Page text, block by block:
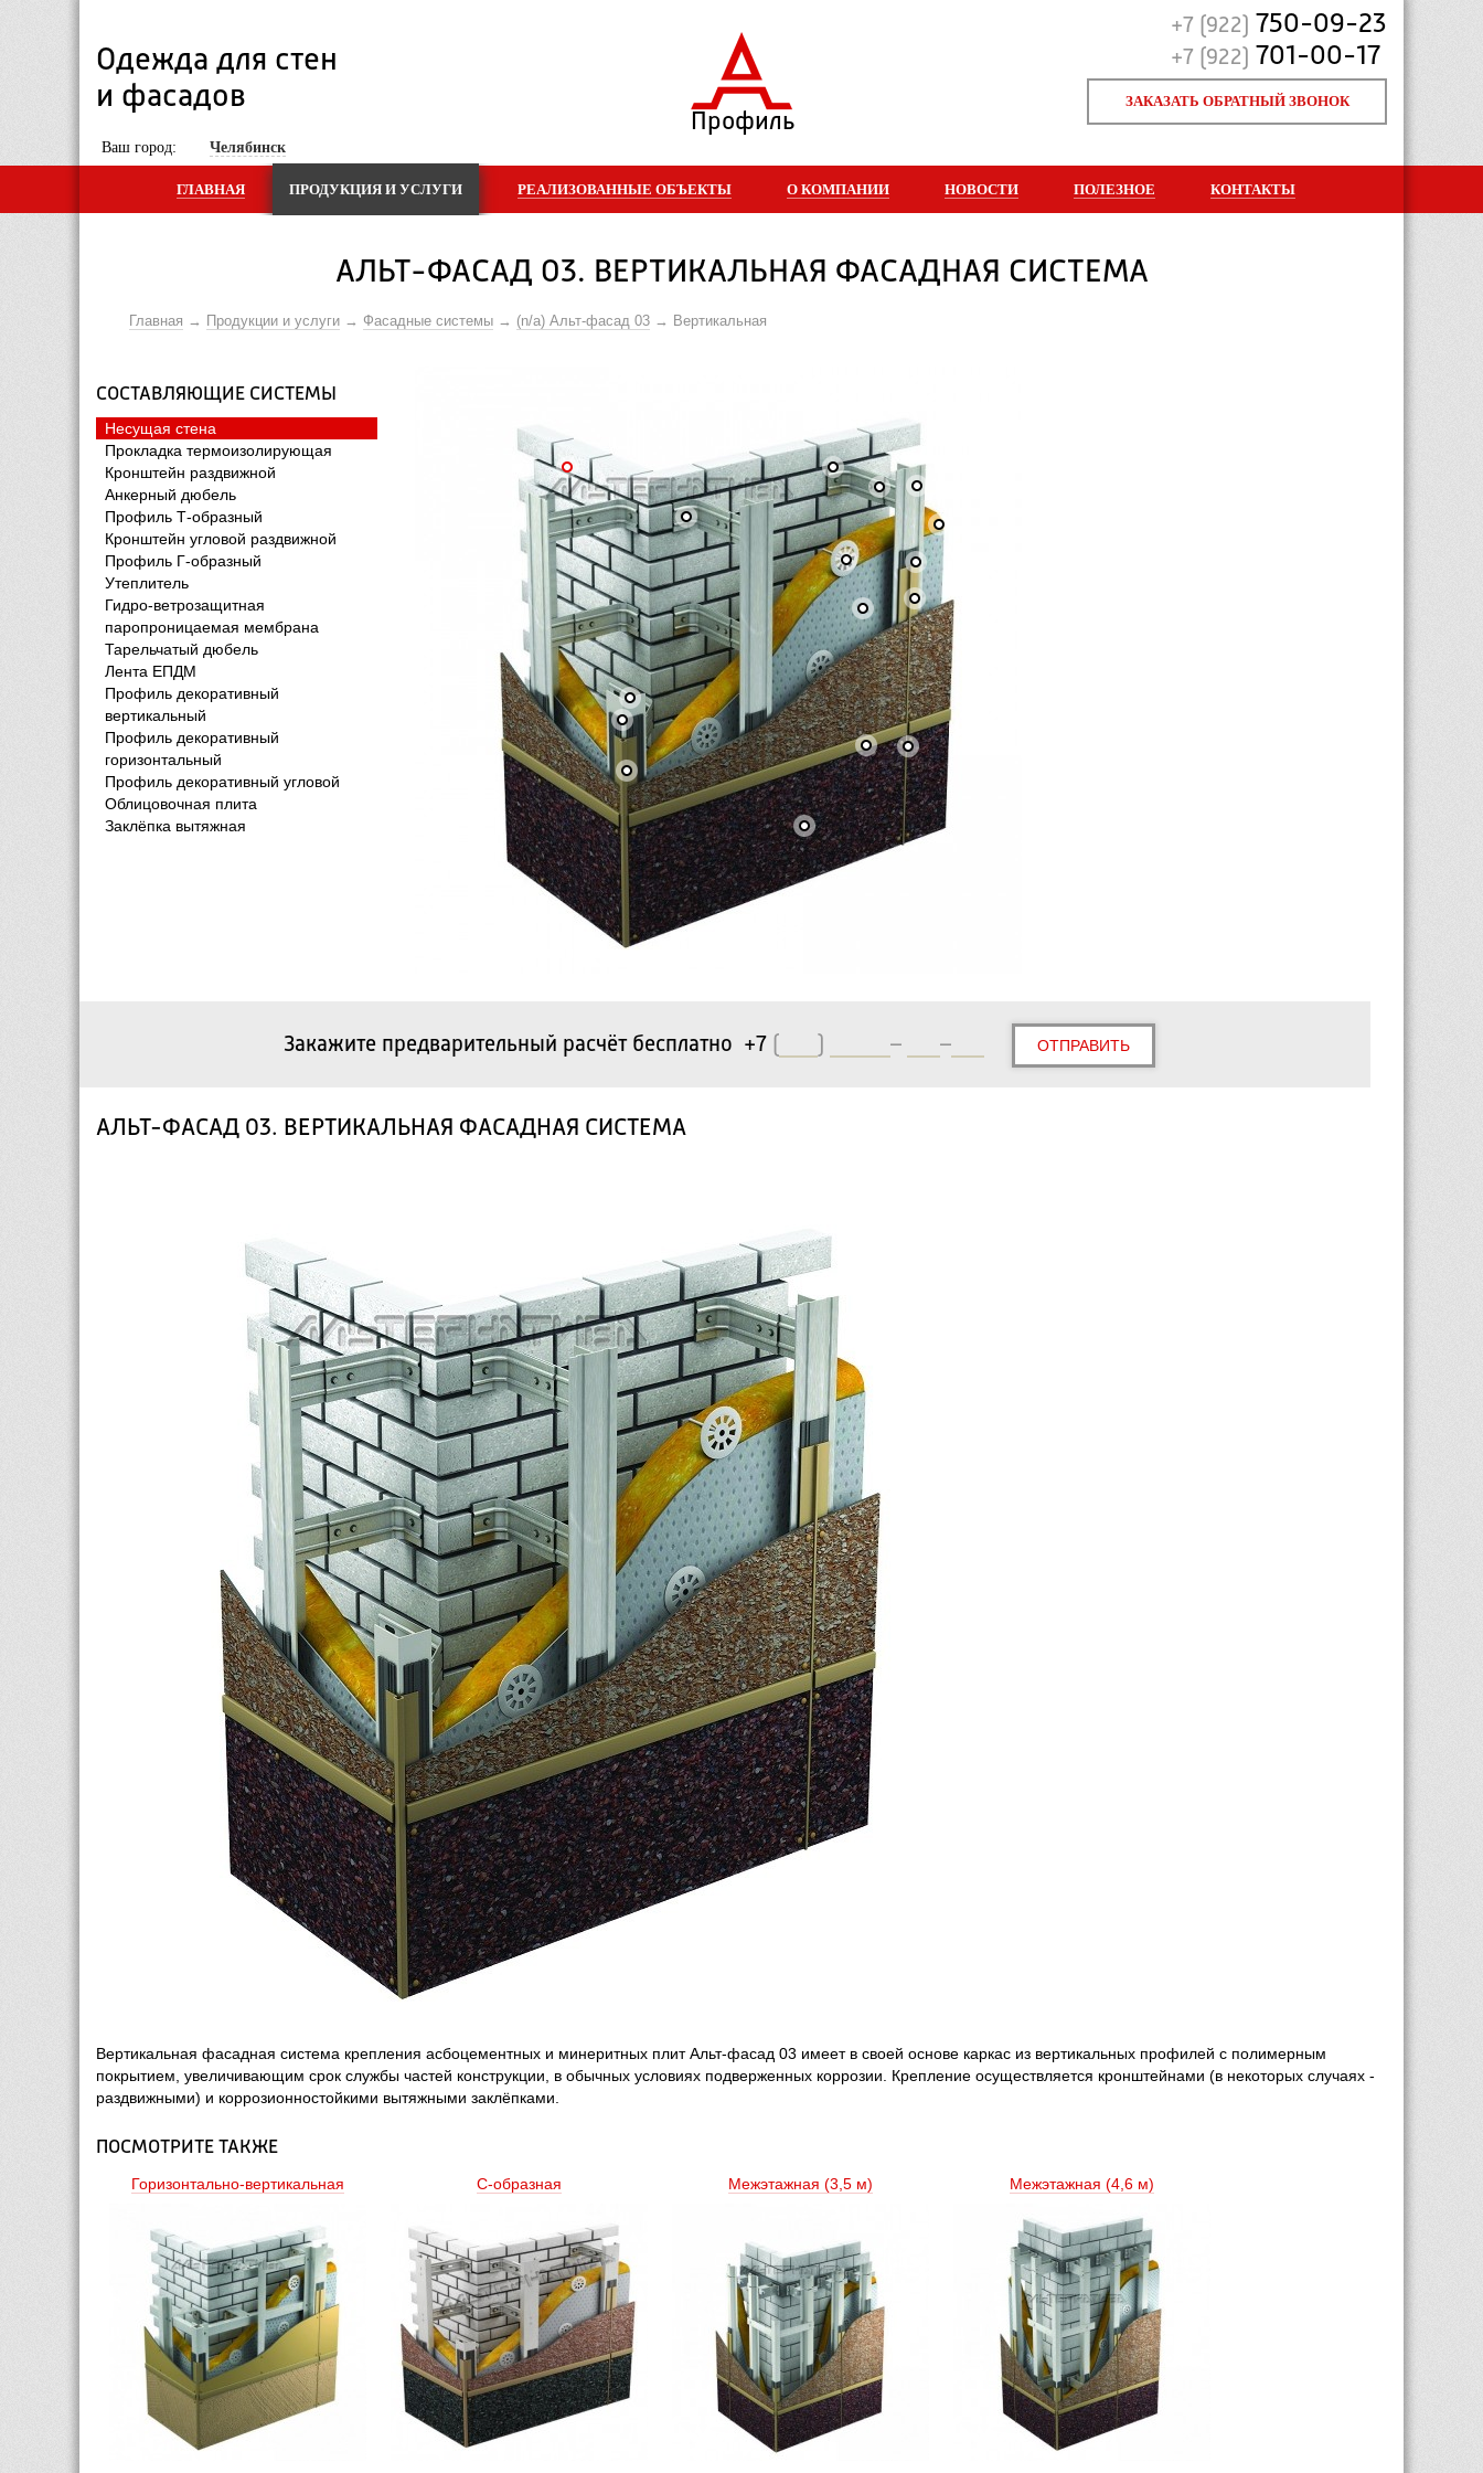
Одежда для стен
и фасадов
Профиль
+7 (922) 750-09-23
+7 (922) 701-00-17
ЗАКАЗАТЬ ОБРАТНЫЙ ЗВОНОК
Ваш город: Челябинск
ГЛАВНАЯ ПРОДУКЦИЯ И УСЛУГИ РЕАЛИЗОВАННЫЕ ОБЪЕКТЫ О КОМПАНИИ НОВОСТИ ПОЛЕЗНОЕ КОНТАКТЫ
АЛЬТ-ФАСАД 03. ВЕРТИКАЛЬНАЯ ФАСАДНАЯ СИСТЕМА
Главная Продукции и услуги Фасадные системы (n/a) Альт-фасад 03 Вертикальная
СОСТАВЛЯЮЩИЕ СИСТЕМЫ
Несущая стена
Прокладка термоизолирующая
Кронштейн раздвижной
Анкерный дюбель
Профиль Т-образный
Кронштейн угловой раздвижной
Профиль Г-образный
Утеплитель
Гидро-ветрозащитная
паропроницаемая мембрана
Тарельчатый дюбель
Лента ЕПДМ
Профиль декоративный
вертикальный
Профиль декоративный
горизонтальный
Профиль декоративный угловой
Облицовочная плита
Заклёпка вытяжная
Закажите предварительный расчёт бесплатно +7 – –
АЛЬТ-ФАСАД 03. ВЕРТИКАЛЬНАЯ ФАСАДНАЯ СИСТЕМА
Вертикальная фасадная система крепления асбоцементных и минеритных плит Альт-фасад 03 имеет в своей основе каркас из вертикальных профилей с полимерным
покрытием, увеличивающим срок службы частей конструкции, в обычных условиях подверженных коррозии. Крепление осуществляется кронштейнами (в некоторых случаях -
раздвижными) и коррозионностойкими вытяжными заклёпками.
ПОСМОТРИТЕ ТАКЖЕ
Горизонтально-вертикальная С-образная Межэтажная (3,5 м) Межэтажная (4,6 м)